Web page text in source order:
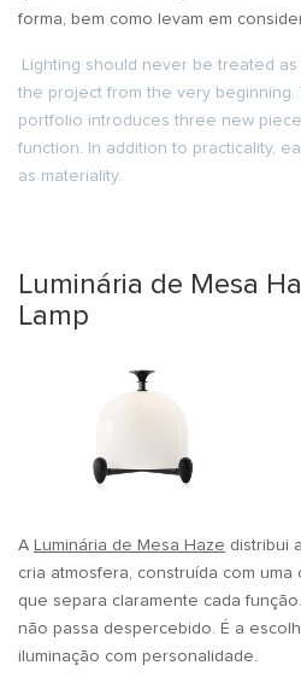
forma, bem como levam em
Lighting should never be treated
the project from the very beginning.
portfolio introduces three new
function. In addition to practicality,
as materiality.
Luminária de Mesa
Lamp
A Luminária de Mesa Haze distribui
cria atmosfera, construída com
que separa claramente cada
não passa despercebido. É a
iluminação com personalidade.